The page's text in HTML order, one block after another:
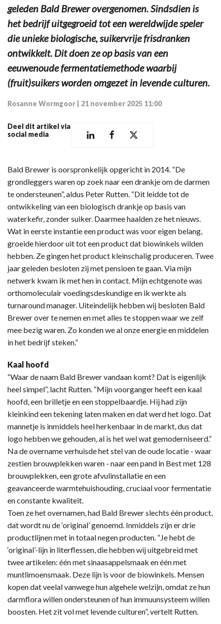
geleden Bald Brewer overgenomen. Sindsdien is
het bedrijf uitgegroeid tot een wereldwijde speler
die unieke biologische, suikervrije frisdranken
ontwikkelt. Dit doen ze op basis van een
eeuwenoude fermentatiemethode waarbij
(fruit)suikers worden omgezet in levende culturen.
Rosanne Wormgoor 21 november 2025 11:00
Deel dit artikel via
social media
Bald Brewer is oorspronkelijk opgericht in 2014. “De
grondleggers waren op zoek naar een drankje om de darmen
te ondersteunen”, aldus Peter Rutten. “Dit leidde tot de
ontwikkeling van een biologisch drankje op basis van
waterkefir, zonder suiker. Daarmee haalden ze het nieuws.
Wat in eerste instantie een product was voor eigen belang,
groeide hierdoor uit tot een product dat biowinkels wilden
hebben. Ze gingen het product kleinschalig produceren. Twee
jaar geleden besloten zij met pensioen te gaan. Via mijn
netwerk kwam ik met hen in contact. Mijn echtgenote was
orthomoleculair voedingsdeskundige en ik werkte als
turnaround manager. Uiteindelijk hebben wij besloten Bald
Brewer over te nemen en met alles te stoppen waar we zelf
mee bezig waren. Zo konden we al onze energie en middelen
in het bedrijf steken.”
Kaal hoofd
“Waar de naam Bald Brewer vandaan komt? Dat is eigenlijk
heel simpel”, lacht Rutten. “Mijn voorganger heeft een kaal
hoofd, een brilletje en een stoppelbaardje. Hij had zijn
kleinkind een tekening laten maken en dat werd het logo. Dat
mannetje is inmiddels heel herkenbaar in de markt, dus dat
logo hebben we gehouden, al is het wel wat gemoderniseerd.”
Na de overname verhuisde het stel van de oude locatie - waar
zestien brouwplekken waren - naar een pand in Best met 128
brouwplekken, een grote afvulinstallatie en een
geavanceerde warmtehuishouding, cruciaal voor fermentatie
en constante kwaliteit.
Toen ze het overnamen, had Bald Brewer slechts één product,
dat wordt nu de ‘original’ genoemd. Inmiddels zijn er drie
productlijnen met in totaal negen producten. “Je hebt de
‘original’-lijn in literflessen, die hebben wij uitgebreid met
twee artikelen: één met sinaasappelsmaak en één met
muntlimoensmaak. Deze lijn is voor de biowinkels. Mensen
kopen dat veelal vanwege hun algehele welzijn, omdat ze hun
darmflora willen ondersteunen of hun immuunsysteem willen
boosten. Het zit vol met levende culturen”, vertelt Rutten.